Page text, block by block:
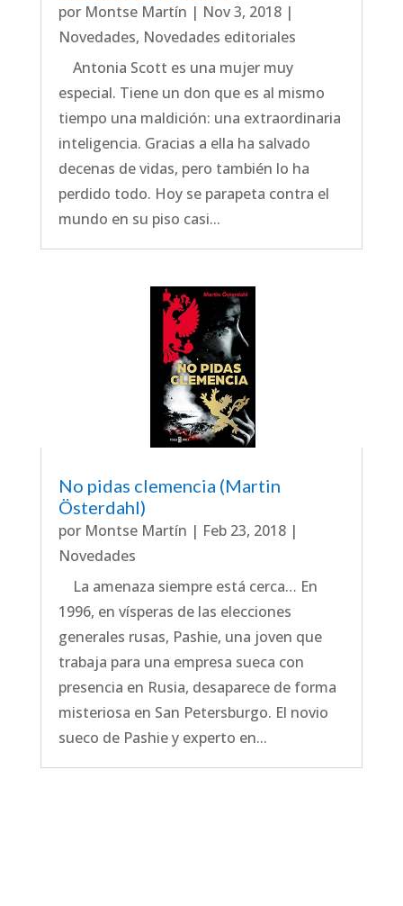
por Montse Martín | Nov 3, 2018|
Novedades, Novedades editoriales
Antonia Scott es una mujer muy
especial. Tiene un don que es al mismo
tiempo una maldición: una extraordinaria
inteligencia. Gracias a ella ha salvado
decenas de vidas, pero también lo ha
perdido todo. Hoy se parapeta contra el
mundo en su piso casi...
No pidas clemencia (Martin
Österdahl)
por Montse Martín | Feb 23, 2018|
Novedades
La amenaza siempre está cerca… En
1996, en vísperas de las elecciones
generales rusas, Pashie, una joven que
trabaja para una empresa sueca con
presencia en Rusia, desaparece de forma
misteriosa en San Petersburgo. El novio
sueco de Pashie y experto en...